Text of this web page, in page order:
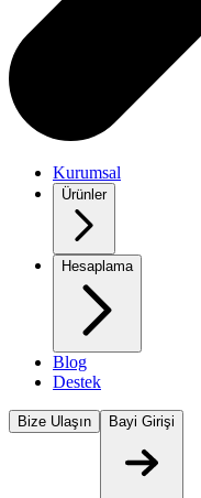
Kurumsal
Ürünler
Hesaplama
Blog
Destek
Bize Ulaşın Bayi Girişi